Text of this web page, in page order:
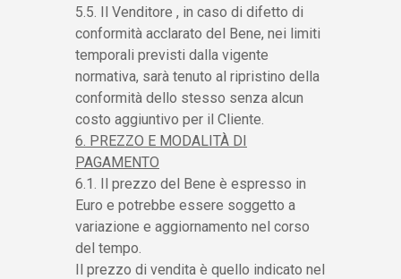
5.5. Il Venditore , in caso di difetto di
conformità acclarato del Bene, nei limiti
temporali previsti dalla vigente
normativa, sarà tenuto al ripristino della
conformità dello stesso senza alcun
costo aggiuntivo per il Cliente.
6. PREZZO E MODALITÀ DI
PAGAMENTO
6.1. Il prezzo del Bene è espresso in
Euro e potrebbe essere soggetto a
variazione e aggiornamento nel corso
del tempo.
Il prezzo di vendita è quello indicato nel